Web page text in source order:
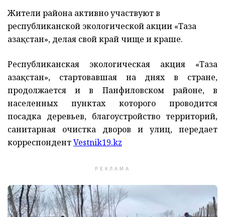
Жители района активно участвуют в
республиканской экологической акции «Таза
Қазақстан», делая свой край чище и краше.
Республиканская экологическая акция «Таза
Қазақстан», стартовавшая на днях в стране,
продолжается и в Панфиловском районе, в
населенных пунктах которого проводится
посадка деревьев, благоустройство территорий,
санитарная очистка дворов и улиц, передает
корреспондентVestnik19.kz
РЕКЛАМА